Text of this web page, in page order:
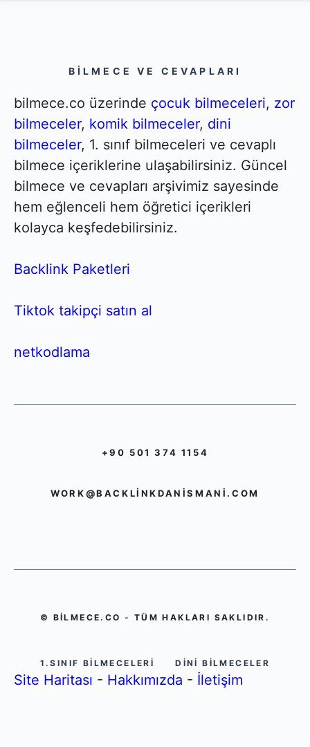
BILMECE VE CEVAPLARI
bilmece.co üzerinde çocuk bilmeceleri, zor
bilmeceler, komik bilmeceler, dini
bilmeceler, 1. sınıf bilmeceleri ve cevaplı
bilmece içeriklerine ulaşabilirsiniz. Güncel
bilmece ve cevapları arşivimiz sayesinde
hem eğlenceli hem öğretici içerikleri
kolayca keşfedebilirsiniz.
Backlink Paketleri
Tiktok takipçi satın al
netkodlama
+90 501 374 1154
WORK@BACKLINKDANISMANI.COM
© BILMECE.CO - TÜM HAKLARI SAKLIDIR.
1.SINIF BILMECELERI DINI BILMECELER
Site Haritası - Hakkımızda - İletişim